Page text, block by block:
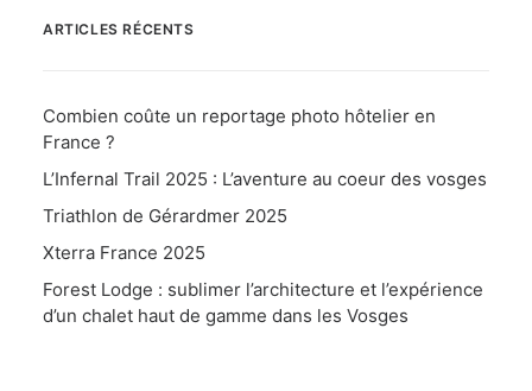
ARTICLES RÉCENTS
Combien coûte un reportage photo hôtelier en
France ?
L’Infernal Trail 2025 : L’aventure au coeur des vosges
Triathlon de Gérardmer 2025
Xterra France 2025
Forest Lodge : sublimer l’architecture et l’expérience
d’un chalet haut de gamme dans les Vosges